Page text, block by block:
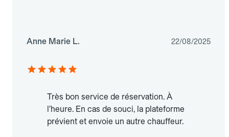
Anne Marie L. 22/08/2025
Très bon service de réservation. À
l’heure. En cas de souci, la plateforme
prévient et envoie un autre chauffeur.